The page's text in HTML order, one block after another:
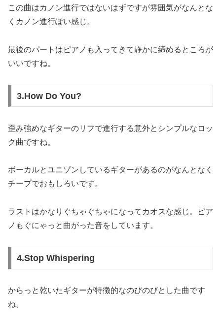
この曲はカノン進行ではないはずですが雰囲気がなんとな
くカノン進行ぽい感じ。
最後のパートはピアノも入ってきて静かに締めるところが
いいですね。
3.How Do You?
歪み強めなギターのリフで進行する意外とシンプルなロッ
ク曲ですね。
ボーカルとユニゾンしているギターがあるのがなんとなく
チープでおもしろいです。
ラストはかなりぐちゃぐちゃになってカオスな感じ。ピア
ノもぐにゃっと曲がった音をしています。
4.Stop Whispering
からっと乾いたギターが特徴的なのびのびとした曲です
ね。